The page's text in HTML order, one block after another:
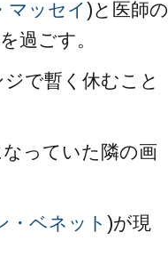
マッセイ)と医師の
過ごす。
で暫く休むこと
っていた隣の画
・ベネット )が現